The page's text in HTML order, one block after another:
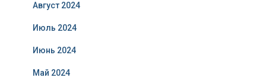
Август 2024
Июль 2024
Июнь 2024
Май 2024